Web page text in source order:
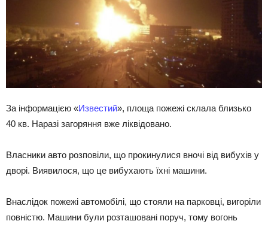
За інформацією «Известий», площа пожежі склала близько
40 кв. Наразі загоряння вже ліквідовано.
Власники авто розповіли, що прокинулися вночі від вибухів у
дворі. Виявилося, що це вибухають їхні машини.
Внаслідок пожежі автомобілі, що стояли на парковці, вигоріли
повністю. Машини були розташовані поруч, тому вогонь